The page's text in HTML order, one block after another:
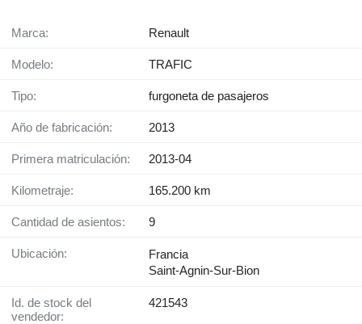
Marca: Renault
Modelo: TRAFIC
Tipo: furgoneta de pasajeros
Año de fabricación: 2013
Primera matriculación: 2013-04
Kilometraje: 165.200 km
Cantidad de asientos: 9
Ubicación:
Francia
Saint-Agnin-Sur-Bion
Id. de stock del
vendedor:
421543